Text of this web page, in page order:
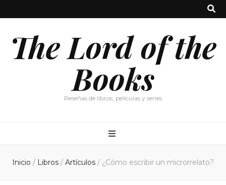
The Lord of the
Books
Reseñas de libros, películas y series
Inicio / Libros / Artículos / ¿Cómo escribir un microrrelato?